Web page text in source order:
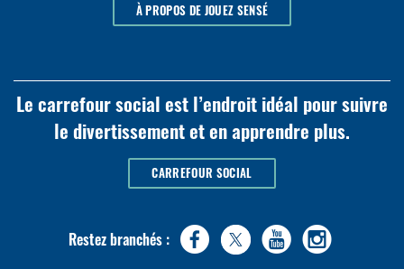
À PROPOS DE JOUEZ SENSÉ
Le carrefour social est l’endroit idéal pour suivre
le divertissement et en apprendre plus.
CARREFOUR SOCIAL
Restez branchés :